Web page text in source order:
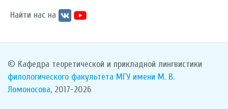
Найти нас на
© Кафедра теоретической и прикладной лингвистики
филологического факультета МГУ имени М. В.
Ломоносова, 2017-2026